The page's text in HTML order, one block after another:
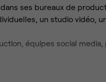
ses bureaux de
un studio vidéo,
équipes social